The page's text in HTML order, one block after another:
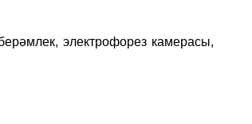
электрофорез камерасы,